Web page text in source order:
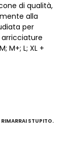
di qualità,
alla
per
M+; L; XL +
RIMARRAI STUPITO.